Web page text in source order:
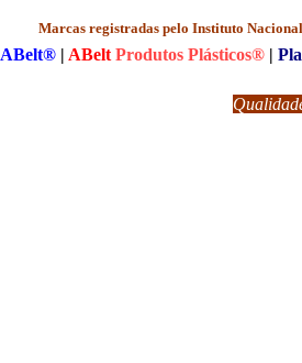
Marcas registradas pelo Instituto
ABelt® | ABelt Produtos Plásticos® |